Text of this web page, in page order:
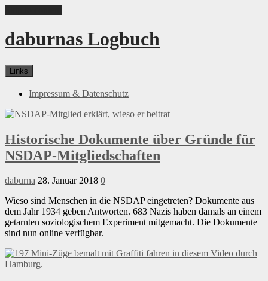
daburnas Logbuch
Links
Impressum & Datenschutz
Historische Dokumente über Gründe für
NSDAP-Mitgliedschaften
daburna 28. Januar 2018 0
Wieso sind Menschen in die NSDAP eingetreten? Dokumente aus
dem Jahr 1934 geben Antworten. 683 Nazis haben damals an einem
getarnten soziologischem Experiment mitgemacht. Die Dokumente
sind nun online verfügbar.